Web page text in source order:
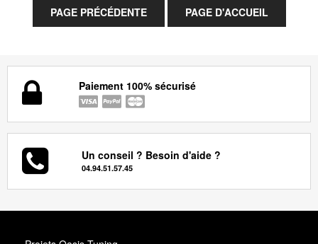
Paiement 100% sécurisé
Un conseil ? Besoin d'aide ?
04.94.51.57.45